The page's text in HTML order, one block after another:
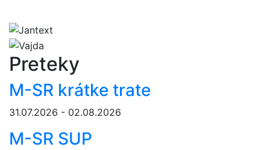
Preteky
M-SR krátke trate
31.07.2026 - 02.08.2026
M-SR SUP